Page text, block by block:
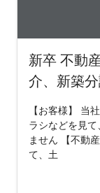
新卒 不動
介、新築
【お客様】 当
ラシなどを見
ません 【不動
て、土